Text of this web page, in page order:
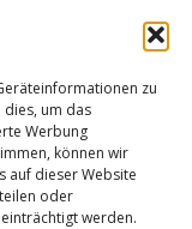
zu
um das
Werbung
können wir
auf dieser Website
oder
werden.